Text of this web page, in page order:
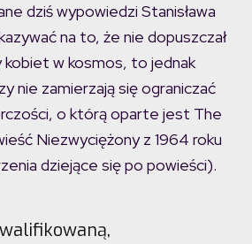
dziś wypowiedzi Stanisława
na to, że nie dopuszczał
kobiet w kosmos, to jednak
nie zamierzają się ograniczać
o którą oparte jest The
Niezwyciężony z 1964 roku
dziejące się po powieści).